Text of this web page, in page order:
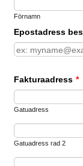
Förnamn
Epostadress
Fakturaadress *
Gatuadress
Gatuadress rad 2